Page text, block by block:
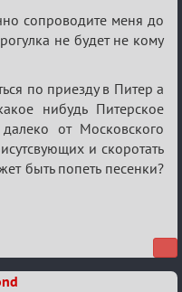
сопроводите меня до
не будет не кому
по приезду в Питер а
нибудь Питерское
от Московского
и скоротать
быть попеть песенки?